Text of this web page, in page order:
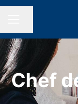
Chef